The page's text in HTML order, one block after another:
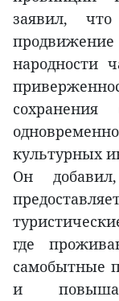
заявил,
народности
сохранения
культурных
Он
где
самобытные
и